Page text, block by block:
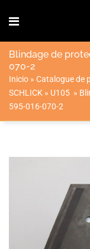
Blindage de
070-2
Inicio » Catalogue de
SCHLICK » U105 »
595-016-070-2